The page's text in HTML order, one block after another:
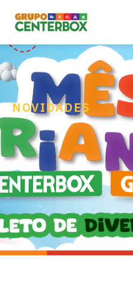
NOVIDADES